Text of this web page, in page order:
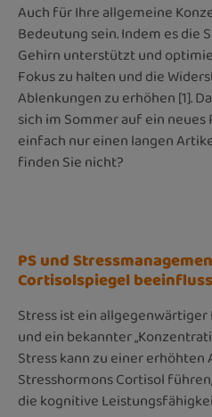
Auch für Ihre allgemeine
Bedeutung sein. Indem es die
Gehirn unterstützt und
Fokus zu halten und die
Ablenkungen zu erhöhen [1].
sich im Sommer auf ein
einfach nur einen langen
finden Sie nicht?
PS und
Cortisolspiegel
Stress ist ein
und ein bekannter
Stress kann zu einer erhöhten
Stresshormons Cortisol
die kognitive